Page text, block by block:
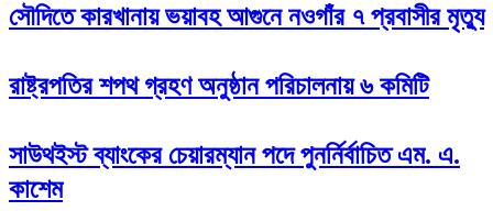
সৌদিতে কারখানায় ভয়াবহ আগুনে নওগাঁর ৭ প্রবাসীর মৃত্যু
রাষ্ট্রপতির শপথ গ্রহণ অনুষ্ঠান পরিচালনায় ৬ কমিটি
সাউথইস্ট ব্যাংকের চেয়ারম্যান পদে পুনর্নির্বাচিত এম. এ.
কাশেম